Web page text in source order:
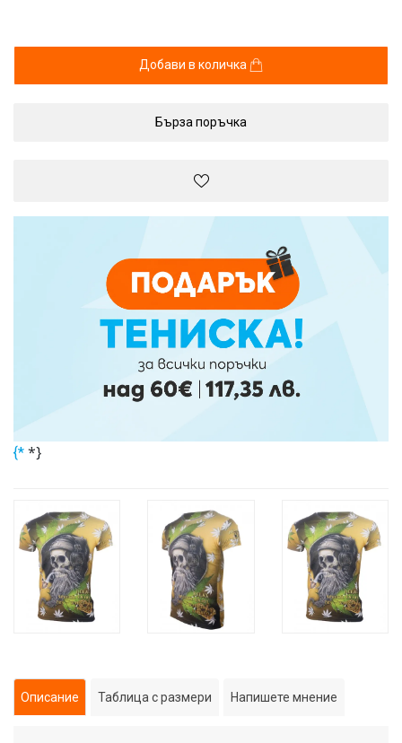
Добави в количка
Бърза поръчка
{* *}
Описание Таблица с размери Напишете мнение